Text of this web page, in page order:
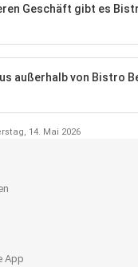
Geschäft gibt es
außerhalb von Bistro
14. Mai 2026
App